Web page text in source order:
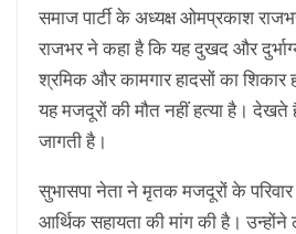
समाज पार्टी के अध्यक्ष ओमप्रकाश
राजभर ने कहा है कि यह दुखद और
श्रमिक और कामगार हादसों का शिकार
यह मजदूरों की मौत नहीं हत्या है।
जागती है।
सुभासपा नेता ने मृतक मजदूरों के
आर्थिक सहायता की मांग की है। उन्होंने